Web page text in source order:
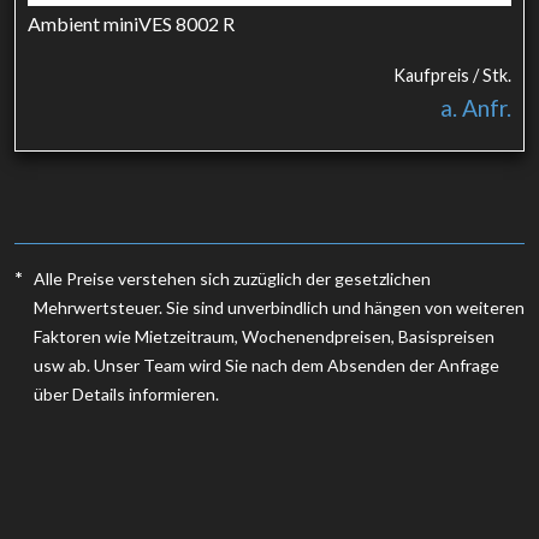
Ambient miniVES 8002 R
Kaufpreis / Stk.
a. Anfr.
* Alle Preise verstehen sich zuzüglich der gesetzlichen
Mehrwertsteuer. Sie sind unverbindlich und hängen von weiteren
Faktoren wie Mietzeitraum, Wochenendpreisen, Basispreisen
usw ab. Unser Team wird Sie nach dem Absenden der Anfrage
über Details informieren.